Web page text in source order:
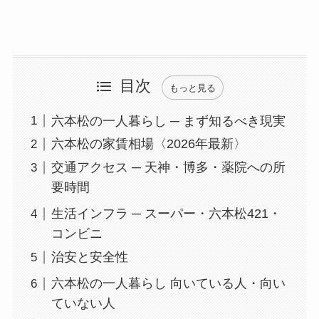
目次 もっと見る
六本松の一人暮らし ─ まず知るべき現実
六本松の家賃相場〈2026年最新〉
交通アクセス ─ 天神・博多・薬院への所
要時間
生活インフラ ─ スーパー・六本松421・
コンビニ
治安と安全性
六本松の一人暮らし 向いている人・向い
ていない人